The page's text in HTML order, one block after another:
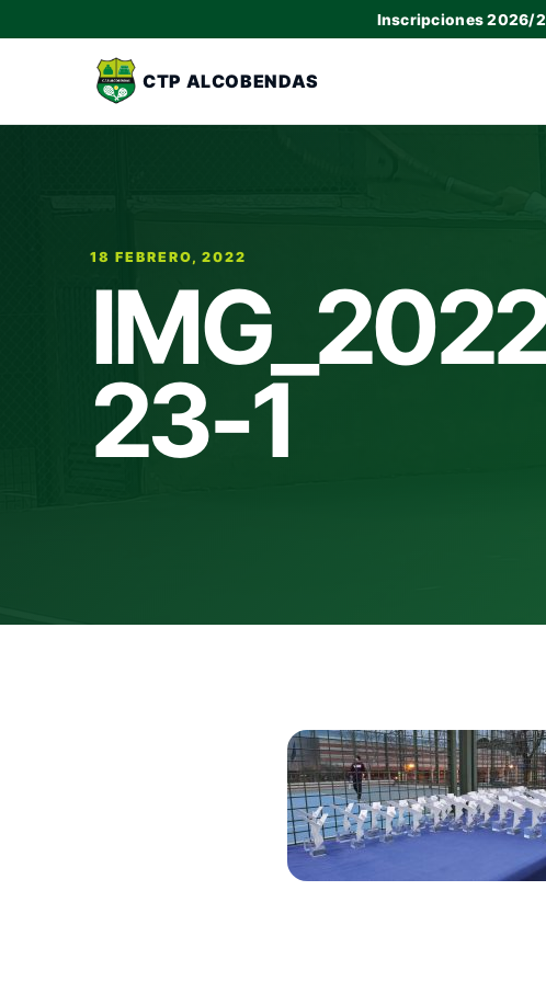
Inscripciones 2026/
CTP ALCOBENDAS
18 FEBRERO, 2022
23-1